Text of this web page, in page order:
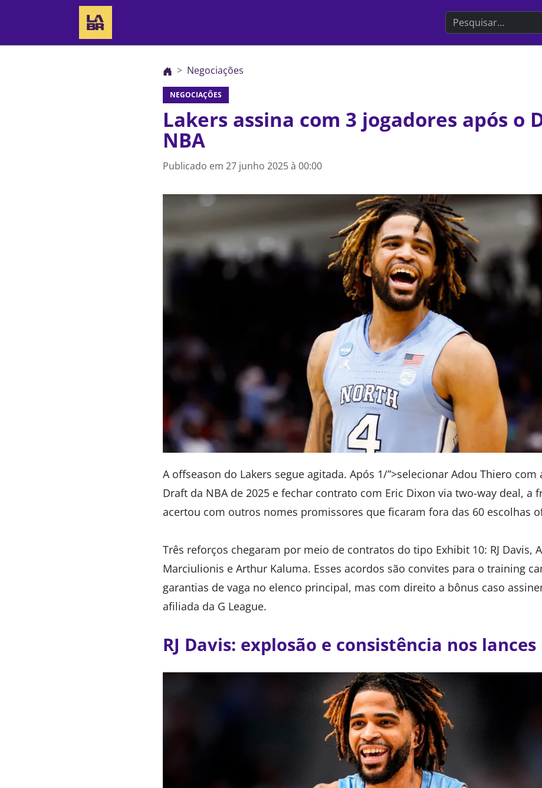
Search the website
Negociações
NEGOCIAÇÕES
Lakers assina com 3 jogadores após o
NBA
Publicado em 27 junho 2025 à 00:00
A offseason do Lakers segue agitada. Após 1/”>selecionar Adou Thiero com
Draft da NBA de 2025 e fechar contrato com Eric Dixon via two-way deal, a
acertou com outros nomes promissores que ficaram fora das 60 escolhas
Três reforços chegaram por meio de contratos do tipo Exhibit 10: RJ Davis,
Marciulionis e Arthur Kaluma. Esses acordos são convites para o training
garantias de vaga no elenco principal, mas com direito a bônus caso
afiliada da G League.
RJ Davis: explosão e consistência nos